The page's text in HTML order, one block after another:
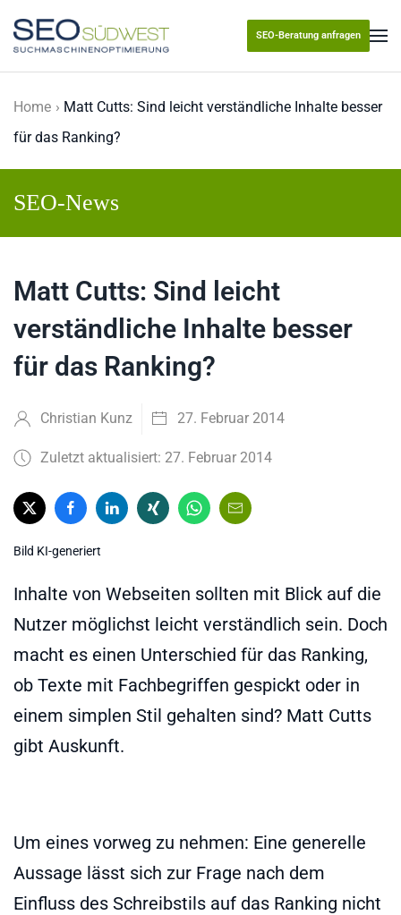
Skip to main content
SEO-Beratung anfragen
Home
Matt Cutts: Sind leicht verständliche Inhalte besser
für das Ranking?
SEO-News
Matt Cutts: Sind leicht
verständliche Inhalte besser
für das Ranking?
Christian Kunz 27. Februar 2014
Zuletzt aktualisiert: 27. Februar 2014
Bild KI-generiert
Inhalte von Webseiten sollten mit Blick auf die
Nutzer möglichst leicht verständlich sein. Doch
macht es einen Unterschied für das Ranking,
ob Texte mit Fachbegriffen gespickt oder in
einem simplen Stil gehalten sind? Matt Cutts
gibt Auskunft.
Um eines vorweg zu nehmen: Eine generelle
Aussage lässt sich zur Frage nach dem
Einfluss des Schreibstils auf das Ranking nicht